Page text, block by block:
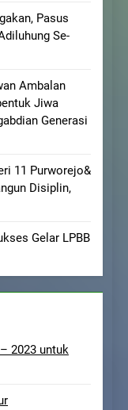
Pasus
Se-
Ambalan
Jiwa
Generasi
11 Purworejo&
Disiplin,
Gelar LPBB
2023 untuk